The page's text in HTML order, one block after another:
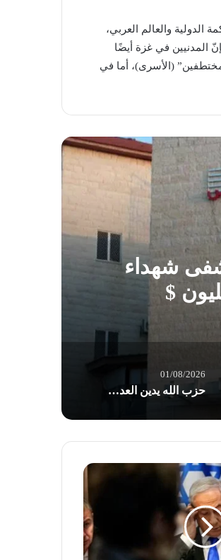
الدولية والعالم العربي،
المدنيين في غزة أيضًا
(الأسرى)، أما في
شهداء
$
01/08/2026
حزب الله يدين العدوان الأميركي على العراق: تداعياته بالغة الخطورة على المنطقة بأسرها